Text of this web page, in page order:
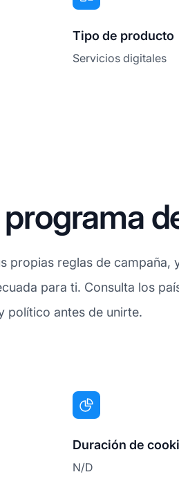
Tipo de producto
Servicios digitales
propias reglas de
para ti. Consulta los
político antes de unirte.
Duración de
N/D